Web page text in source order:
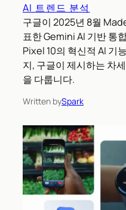
AI 트렌드 분석
구글이 2025년 8월
표한 Gemini AI 기반 통
Pixel 10의 혁신적 AI 기
지, 구글이 제시하는 차
을 다룹니다.
Written bySpark